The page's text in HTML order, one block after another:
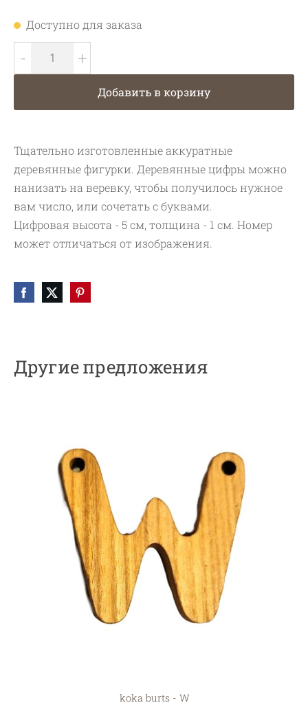
Доступно для заказа
- +
Добавить в корзину
Тщательно изготовленные аккуратные
деревянные фигурки. Деревянные цифры можно
нанизать на веревку, чтобы получилось нужное
вам число, или сочетать с буквами.
Цифровая высота - 5 см, толщина - 1 см. Номер
может отличаться от изображения.
Другие предложения
koka burts - W